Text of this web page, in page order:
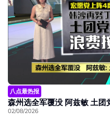
八点最热报
森州选全军覆没 阿兹敏 土团
02/08/2026